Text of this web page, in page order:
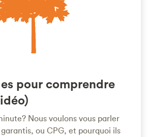
pour comprendre
Nous voulons vous parler
ou CPG, et pourquoi ils